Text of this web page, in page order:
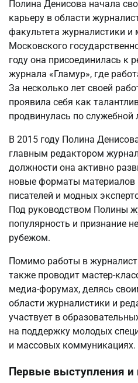
Полина Денисова начала
карьеру в области
факультета журналистики
Московского
году она присоединилась к
журнала «Гламур», где
За несколько лет своей
проявила себя как
продвинулась по служебной
В 2015 году Полина
главным редактором
должности она активно
новые форматы материалов
писателей и модных
Под руководством Полины
популярность и признание
рубежом.
Помимо работы в
также проводит мастер-
медиа-форумах, делясь
области журналистики и
участвует в
на поддержку молодых
и массовых коммуникациях.
Первые выступления и